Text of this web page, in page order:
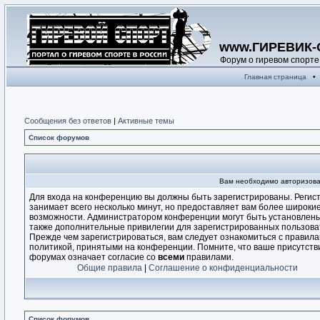
Форум о гиревом спорте
Главная страница •
Сообщения без ответов | Активные темы
Список форумов
Вам необходимо
Для входа на конференцию вы должны быть зарегистрированы.
занимает всего несколько минут, но предоставляет вам более
возможности. Администратором конференции могут быть
также дополнительные привилегии для зарегистрированных
Прежде чем зарегистрироваться, вам следует ознакомиться с
политикой, принятыми на конференции. Помните, что ваше
форумах означает согласие со всеми правилами.
Общие правила
Соглашение о конфиденциальности